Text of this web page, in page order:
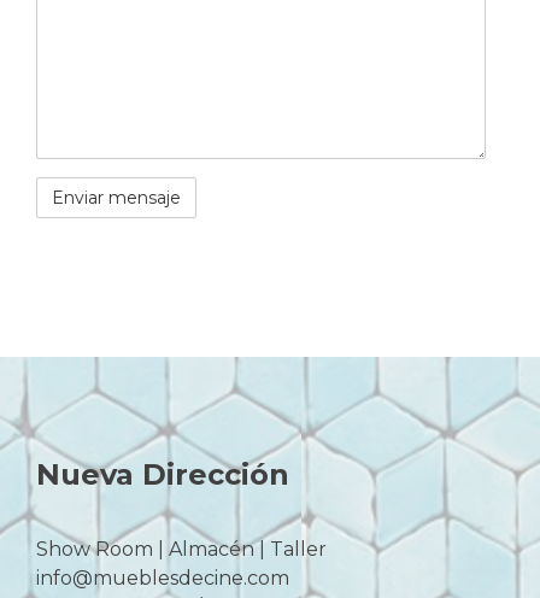
Nueva Dirección
Show Room | Almacén | Taller
info@mueblesdecine.com